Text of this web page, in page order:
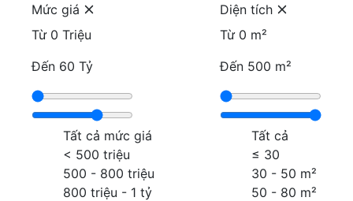
Mức giá
Từ 0 Triệu
Đến 60 Tỷ
Tất cả mức giá
< 500 triệu
500 - 800 triệu
800 triệu - 1 tỷ
Diện tích
Từ 0 m²
Đến 500 m²
Tất cả
≤ 30
30 - 50 m²
50 - 80 m²